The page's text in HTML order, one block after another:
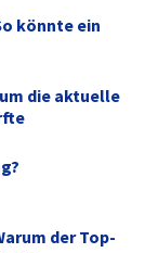
könnte ein
die aktuelle
der Top-